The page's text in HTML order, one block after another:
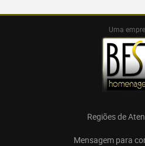
Uma
Regiões de
Mensagem para